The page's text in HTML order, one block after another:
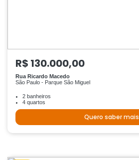
R$ 130.000,00
Rua Ricardo Macedo
São Paulo - Parque São Miguel
2 banheiros
4 quartos
Quero saber mais